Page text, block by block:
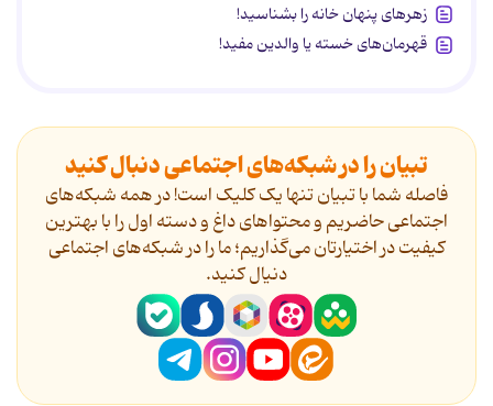
زهرهای پنهان خانه را بشناسید!
قهرمان‌های خسته یا والدین مفید!
تبیان را در شبکه‌های اجتماعی دنبال کنید
فاصله شما با تبیان تنها یک کلیک است! در همه شبکه‌های
اجتماعی حاضریم و محتواهای داغ و دسته اول را با بهترین
کیفیت در اختیارتان می‌گذاریم؛ ما را در شبکه‌های اجتماعی
دنیال کنید.